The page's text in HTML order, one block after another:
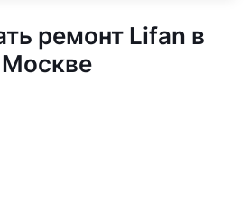
ремонт Lifan в
Москве